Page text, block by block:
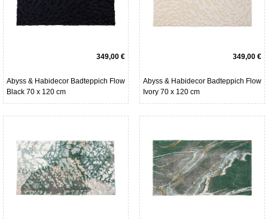
349,00 €
Abyss & Habidecor Badteppich Flow
Black 70 x 120 cm
349,00 €
Abyss & Habidecor Badteppich Flow
Ivory 70 x 120 cm